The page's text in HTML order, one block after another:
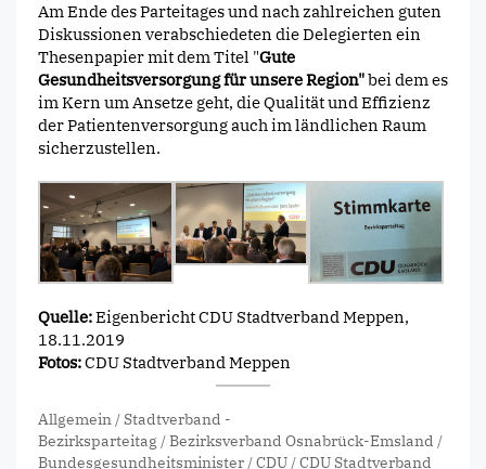
Am Ende des Parteitages und nach zahlreichen guten
Diskussionen verabschiedeten die Delegierten ein
Thesenpapier mit dem Titel "Gute
Gesundheitsversorgung für unsere Region"bei dem es
im Kern um Ansetze geht, die Qualität und Effizienz
der Patientenversorgung auch im ländlichen Raum
sicherzustellen.
Quelle:Eigenbericht CDU Stadtverband Meppen,
18.11.2019
Fotos:CDU Stadtverband Meppen
Allgemein /Stadtverband -
Bezirksparteitag /Bezirksverband Osnabrück-Emsland /
Bundesgesundheitsminister /CDU /CDU Stadtverband